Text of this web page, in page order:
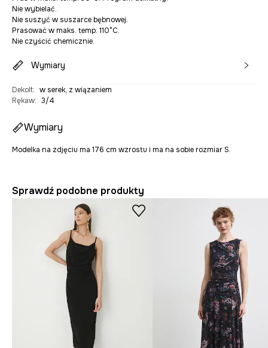
Nie wybielać.
Nie suszyć w suszarce bębnowej.
Prasować w maks. temp. 110°C.
Nie czyścić chemicznie.
Wymiary
Dekolt: w serek, z wiązaniem
Rękaw: 3/4
Wymiary
Modelka na zdjęciu ma 176 cm wzrostu i ma na sobie rozmiar S.
Sprawdź podobne produkty